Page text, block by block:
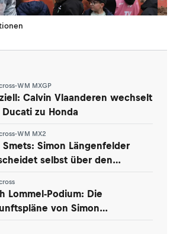
WM MXGP
Calvin Vlaanderen wechselt
zu Honda
WM MX2
Smets: Simon Längenfelder
selbst über den
Lommel-Podium: Die
von Simon